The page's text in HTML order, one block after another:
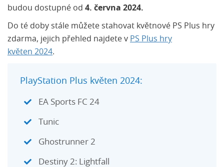
budou dostupné od 4. června 2024.
Do té doby stále můžete stahovat květnové PS Plus hry
zdarma, jejich přehled najdete v PS Plus hry
květen 2024.
PlayStation Plus květen 2024:
EA Sports FC 24
Tunic
Ghostrunner 2
Destiny 2: Lightfall